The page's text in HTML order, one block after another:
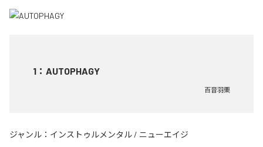
1 ： AUTOPHAGY
百音羽栗
ジャンル： インストゥルメンタル / ニューエイジ